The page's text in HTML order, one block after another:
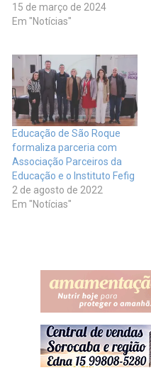
15 de março de 2024
Em "Notícias"
Educação de São Roque
formaliza parceria com
Associação Parceiros da
Educação e o Instituto Fefig
2 de agosto de 2022
Em "Notícias"